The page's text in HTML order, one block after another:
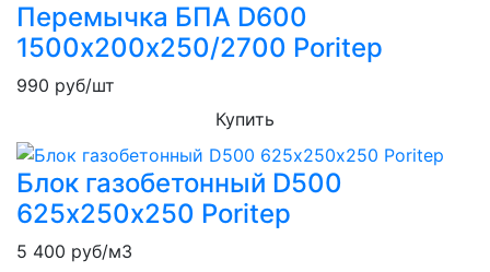
Перемычка БПА D600
1500х200х250/2700 Poritep
990 руб/шт
Купить
Блок газобетонный D500
625х250х250 Poritep
5 400 руб/м3